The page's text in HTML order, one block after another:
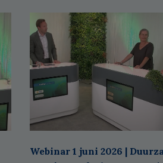
Webinar 1 juni 2026 |